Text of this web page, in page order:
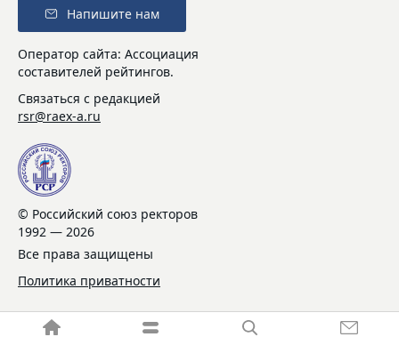
Напишите нам
Оператор сайта: Ассоциация
составителей рейтингов.
Связаться с редакцией
rsr@raex-a.ru
© Российский союз ректоров
1992 — 2026
Все права защищены
Политика приватности